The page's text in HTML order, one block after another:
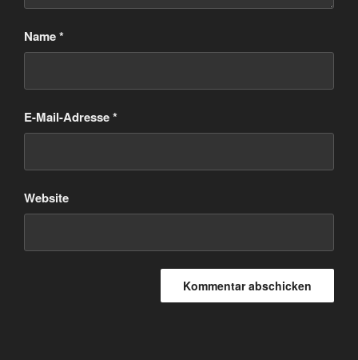
Name*
E-Mail-Adresse*
Website